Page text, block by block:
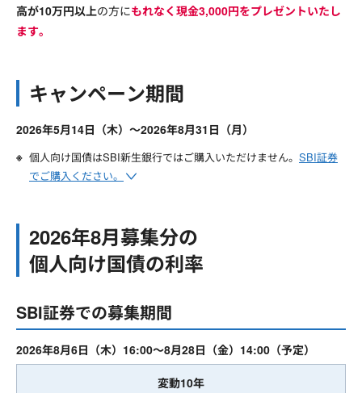
高が10万円以上の方にもれなく現金3,000円をプレゼントいたし
ます。
キャンペーン期間
2026年5月14日（木）～2026年8月31日（月）
個人向け国債はSBI新生銀行ではご購入いただけません。 SBI証券
でご購入ください。
2026年8月募集分の
個人向け国債の利率
SBI証券での募集期間
2026年8月6日（木）16:00～8月28日（金）14:00（予定）
変動10年